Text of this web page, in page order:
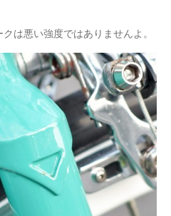
は悪い強度ではありませんよ。